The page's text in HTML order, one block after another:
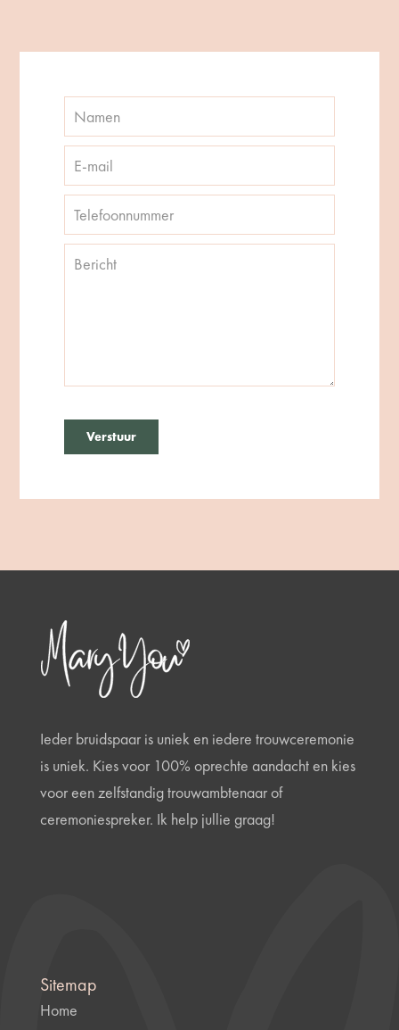
Ieder bruidspaar is uniek en iedere trouwceremonie
is uniek. Kies voor 100% oprechte aandacht en kies
voor een zelfstandig trouwambtenaar of
ceremoniespreker. Ik help jullie graag!
Sitemap
Home